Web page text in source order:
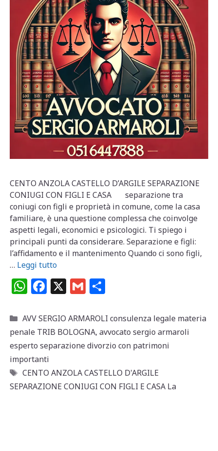
CENTO ANZOLA CASTELLO D’ARGILE SEPARAZIONE
CONIUGI CON FIGLI E CASA separazione tra
coniugi con figli e proprietà in comune, come la casa
familiare, è una questione complessa che coinvolge
aspetti legali, economici e psicologici. Ti spiego i
principali punti da considerare. Separazione e figli:
l’affidamento e il mantenimento Quando ci sono figli,
… Leggi tutto
W
at
s
A
p
p
F
c
e
b
o
o
k
X G
ai
l
n
di
vi
Categorie
AVV SERGIO ARMAROLI consulenza legale materia
penale TRIB BOLOGNA, avvocato sergio armaroli
esperto separazione divorzio con patrimoni
importanti
Tag
CENTO ANZOLA CASTELLO D'ARGILE
SEPARAZIONE CONIUGI CON FIGLI E CASA La